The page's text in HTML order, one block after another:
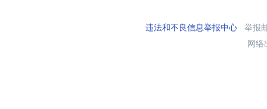
违法和不良信息举报中心举报
网